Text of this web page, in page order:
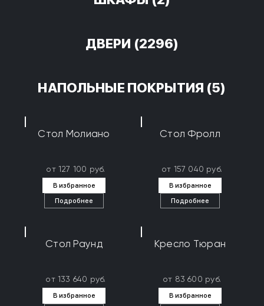
ДВЕРИ (2296)
НАПОЛЬНЫЕ ПОКРЫТИЯ (5)
Стол Молиано
от 127 100 руб.
В избранное
Подробнее
Стол Фролл
от 157 040 руб.
В избранное
Подробнее
Стол Раунд
от 133 640 руб.
В избранное
Кресло Тюран
от 83 600 руб.
В избранное